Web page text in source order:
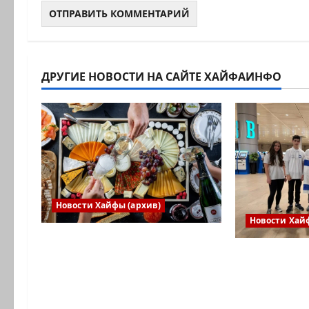
ДРУГИЕ НОВОСТИ НА САЙТЕ ХАЙФАИНФО
Новости Хайфы (архив)
Новости